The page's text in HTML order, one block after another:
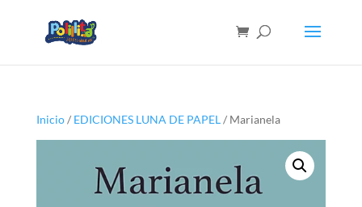
Inicio/ EDICIONES LUNA DE PAPEL/ Marianela